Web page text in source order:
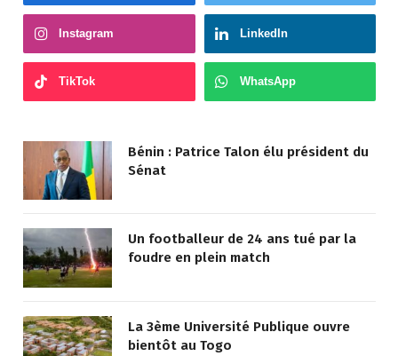
Instagram LinkedIn
TikTok WhatsApp
Bénin : Patrice Talon élu président du
Sénat
Un footballeur de 24 ans tué par la
foudre en plein match
La 3ème Université Publique ouvre
bientôt au Togo